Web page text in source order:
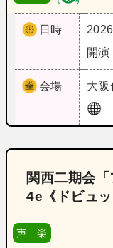
日時
開
会場 大阪
関西二期会
4e《ドビュッ
声 楽